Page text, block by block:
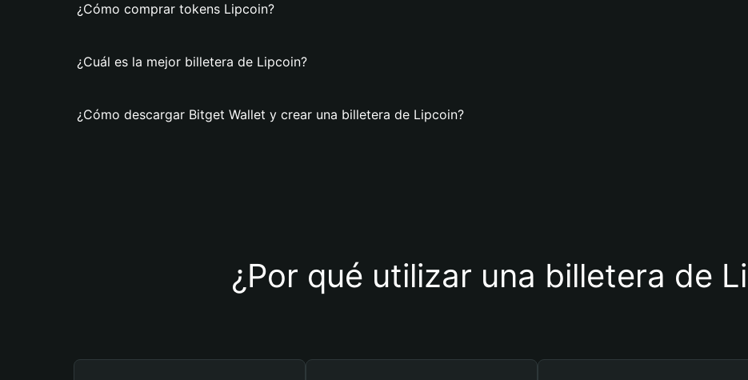
¿Cómo comprar tokens Lipcoin?
¿Cuál es la mejor billetera de Lipcoin?
¿Cómo descargar Bitget Wallet y crear una billetera de Lipcoin?
¿Por qué utilizar una billetera de